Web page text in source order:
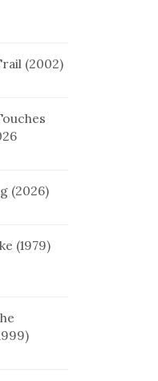
(2002)
(2026)
(1979)